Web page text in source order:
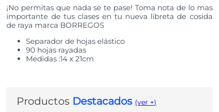
¡No permitas que nada se te pase! Toma nota de lo mas
importante de tus clases en tu nueva libreta de cosida
de raya marca BORREGOS
Separador de hojas elástico
90 hojas rayadas
Medidas :14 x 21cm
Productos Destacados (ver +)